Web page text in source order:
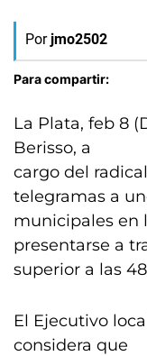
Por jmo2502
Para compartir:
La Plata, feb 8
Berisso, a
cargo del
telegramas a
municipales en
presentarse a
superior a las
El Ejecutivo
considera que